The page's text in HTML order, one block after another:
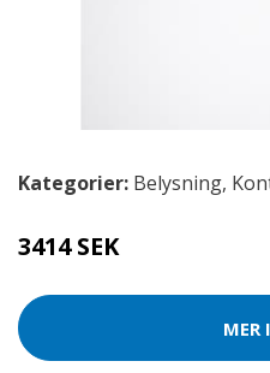
Kategorier: Belysning,
3414 SEK
MER